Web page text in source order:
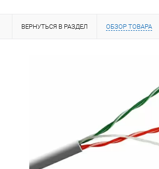
ВЕРНУТЬСЯ В РАЗДЕЛ ОБЗОР ТОВАРА